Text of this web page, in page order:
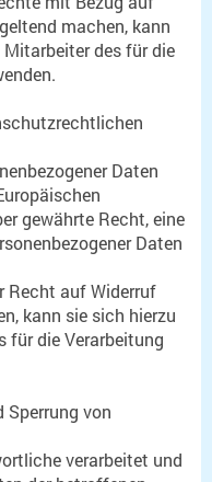
machen, kann
des für die
Daten
gewährte Recht, eine
Daten
Recht auf Widerruf
kann sie sich hierzu
für die Verarbeitung
von
verarbeitet und